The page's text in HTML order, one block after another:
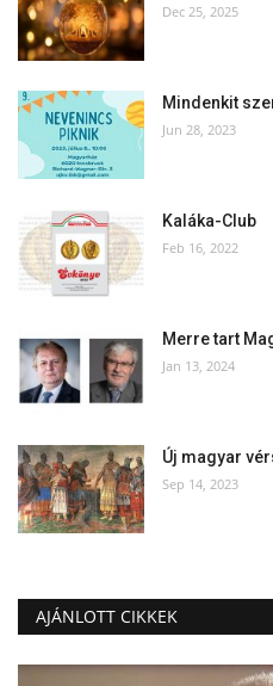
Dec 25, 2025
Mindenkit
Jun 28, 2023
Kaláka-Club
Feb 16, 2022
Merre tart
Jan 13, 2024
Új magyar
Sep 14, 2023
AJÁNLOTT CIKKEK